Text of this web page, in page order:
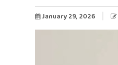
January 29, 2026